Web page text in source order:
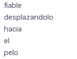
fiable
desplazandolo
hacia
el
pelo